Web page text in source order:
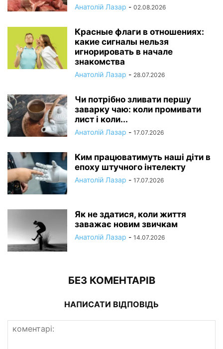
Анатолій Лазар - 02.08.2026
Красные флаги в отношениях:
какие сигналы нельзя
игнорировать в начале
знакомства
Анатолій Лазар - 28.07.2026
Чи потрібно зливати першу
заварку чаю: коли промивати
лист і коли...
Анатолій Лазар - 17.07.2026
Ким працюватимуть наші діти в
епоху штучного інтелекту
Анатолій Лазар - 17.07.2026
Як не здатися, коли життя
заважає новим звичкам
Анатолій Лазар - 14.07.2026
БЕЗ КОМЕНТАРІВ
НАПИСАТИ ВІДПОВІДЬ